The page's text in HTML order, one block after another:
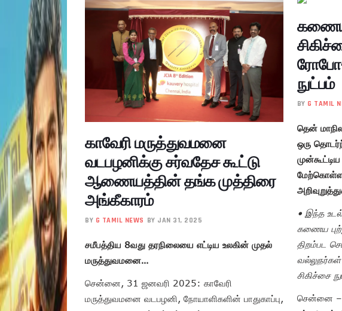
காவேரி மருத்துவமனை
வடபழனிக்கு சர்வதேச கூட்டு
ஆணையத்தின் தங்க முத்திரை
அங்கீகாரம்
BY G TAMIL NEWS BY JAN 31, 2025
சமீபத்திய 8வது தரநிலையை எட்டிய உலகின் முதல்
மருத்துவமனை…
சென்னை, 31 ஜனவரி 2025: காவேரி
மருத்துவமனை வடபழனி, நோயாளிகளின் பாதுகாப்பு,
கணைய
நுட்பம்
BY G TAMIL
தென்
ஒரு
மேற்கொள்ள
• இந்த
கணைய
திறம்பட
சிகிச்சை
சென்னை –